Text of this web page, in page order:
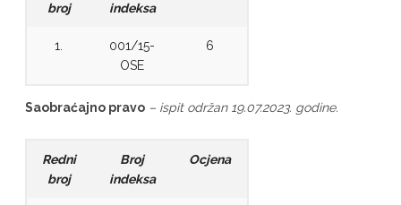
broj
indeksa
1.
001/15-
OSE
6
Saobraćajno pravo – ispit održan 19.07.2023. godine.
Redni
broj
Broj
indeksa
Ocjena